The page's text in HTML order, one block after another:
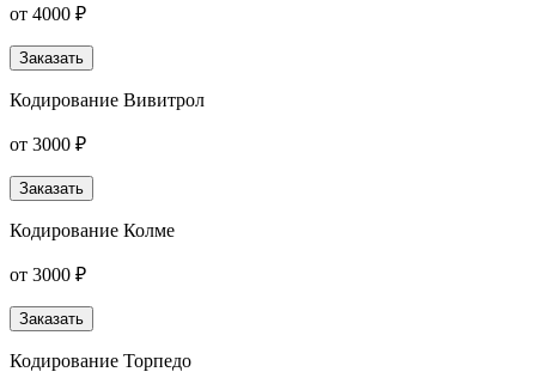
от 4000 ₽
Заказать
Кодирование Вивитрол
от 3000 ₽
Заказать
Кодирование Колме
от 3000 ₽
Заказать
Кодирование Торпедо